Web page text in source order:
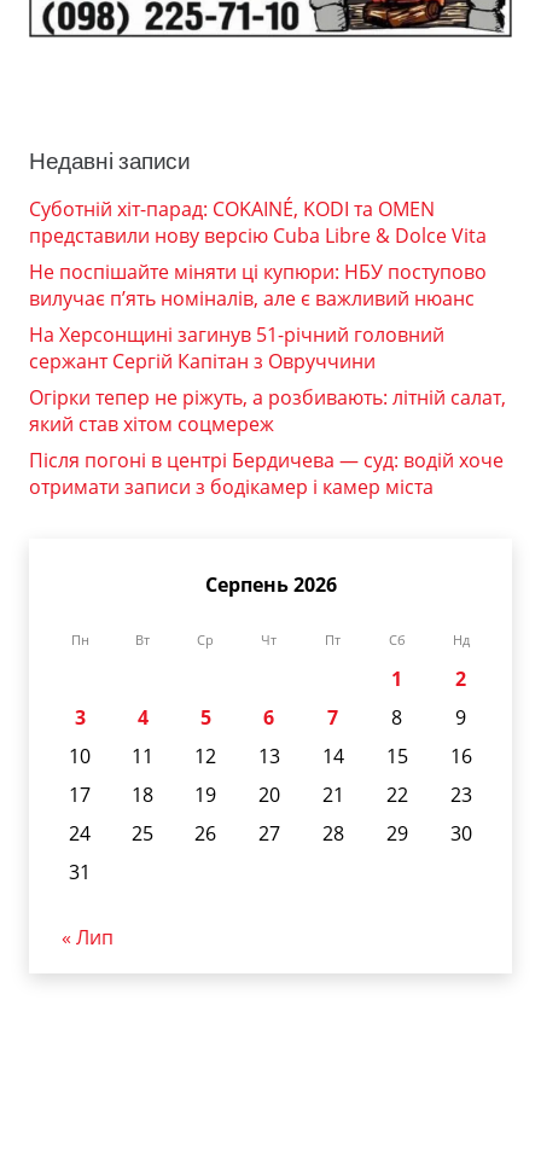
Недавні записи
Суботній хіт-парад: COKAINÉ, KODI та OMEN
представили нову версію Cuba Libre & Dolce Vita
Не поспішайте міняти ці купюри: НБУ поступово
вилучає п’ять номіналів, але є важливий нюанс
На Херсонщині загинув 51-річний головний
сержант Сергій Капітан з Овруччини
Огірки тепер не ріжуть, а розбивають: літній салат,
який став хітом соцмереж
Після погоні в центрі Бердичева — суд: водій хоче
отримати записи з бодікамер і камер міста
Серпень 2026
Пн Вт Ср Чт Пт Сб Нд
1
2
3
4 5 6 7 8
9
10
11 12 13 14 15
16
17
18 19 20 21 22
23
24
25 26 27 28 29
30
31
« Лип